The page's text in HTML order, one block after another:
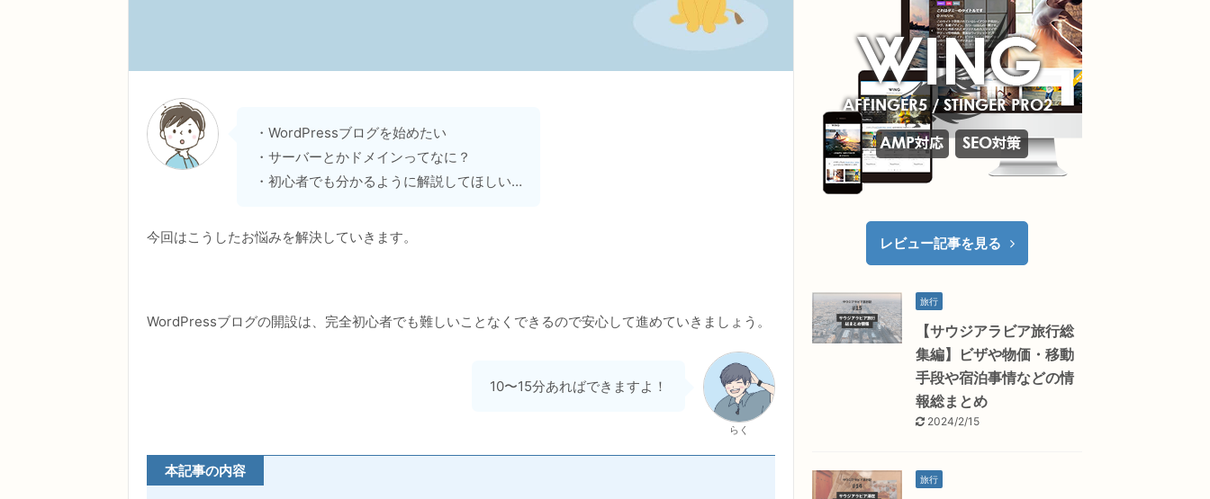
・WordPressブログを始めたい
・サーバーとかドメインってなに？
・初心者でも分かるように解説してほしい…
今回はこうしたお悩みを解決していきます。
WordPressブログの開設は、完全初心者でも難しいことなくできるので安心して進めていきましょう。
10〜15分あればできますよ！
らく
本記事の内容
レビュー記事を見る
旅行
【サウジアラビア旅行総
集編】ビザや物価・移動
手段や宿泊事情などの情
報総まとめ
2024/2/15
旅行